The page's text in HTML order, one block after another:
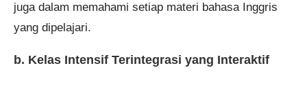
juga dalam memahami setiap materi bahasa Inggris
yang dipelajari.
b. Kelas Intensif Terintegrasi yang Interaktif